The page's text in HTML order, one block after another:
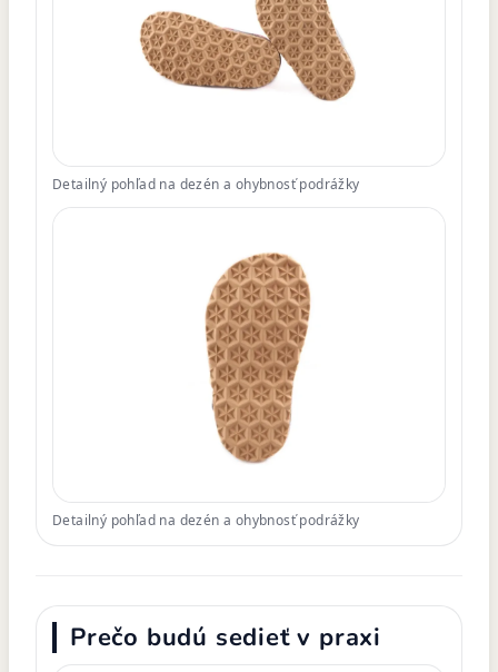
Detailný pohľad na dezén a ohybnosť podrážky
Detailný pohľad na dezén a ohybnosť podrážky
Prečo budú sedieť v praxi